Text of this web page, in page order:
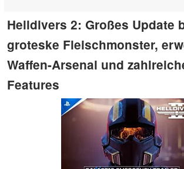
Helldivers 2: Großes Update
groteske Fleischmonster,
Waffen-Arsenal und
Features